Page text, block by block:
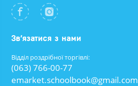
Зв’язатися з нами
Відділ роздрібної торгівлі:
(063) 766-00-77
emarket.schoolbook@gmail.com